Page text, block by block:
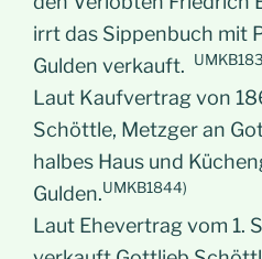
irrt das Sippenbuch mit
Gulden verkauft.
Laut Kaufvertrag von
Schöttle, Metzger an
halbes Haus und
Gulden.UMKB1844)
Laut Ehevertrag vom 1.